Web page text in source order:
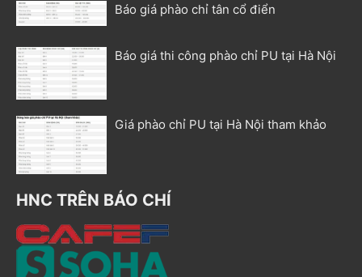
Báo giá phào chỉ tân cổ điển
Báo giá thi công phào chỉ PU tại Hà Nội
Giá phào chỉ PU tại Hà Nội tham khảo
HNC TRÊN BÁO CHÍ